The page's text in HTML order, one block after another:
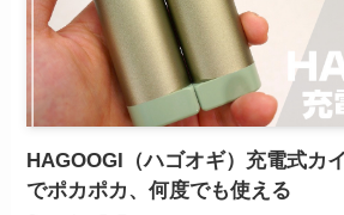
HAGOOGI（ハゴオギ）充電式カ
でポカポカ、何度でも使える